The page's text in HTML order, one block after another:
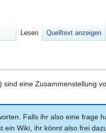
) sind eine Zusammenstellung
Falls ihr also eine frage
ein Wiki, ihr könnt also frei
Lesen Quelltext anzeigen